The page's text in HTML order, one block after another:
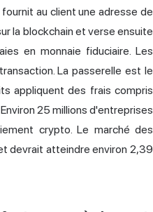
au client une adresse de
la blockchain et verse ensuite
en monnaie fiduciaire. Les
La passerelle est le
appliquent des frais compris
25 millions d'entreprises
crypto. Le marché des
devrait atteindre environ 2,39